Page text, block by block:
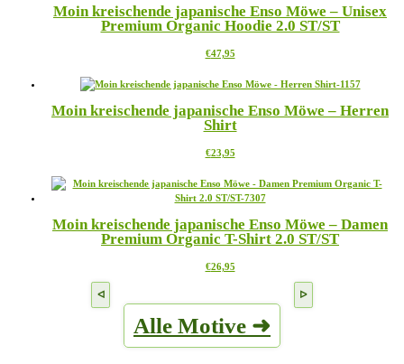
gewählt
werden
auf.
Die
können
der
gewählt
werden
Moin kreischende japanische Enso Möwe – Unisex
Premium Organic Hoodie 2.0 ST/ST
€47,95Dieses
weist
Varianten
auf.
Optionen
auf
der
gewählt
werden
Moin kreischende japanische Enso Möwe – Herren
Shirt
€23,95Dieses
weist
mehrere
auf.
Die
können
Produktseite
gewählt
werden
Moin kreischende japanische Enso Möwe – Damen
Premium Organic T-Shirt 2.0 ST/ST
€26,95Dieses
Varianten
auf.
Alle Motive ➜